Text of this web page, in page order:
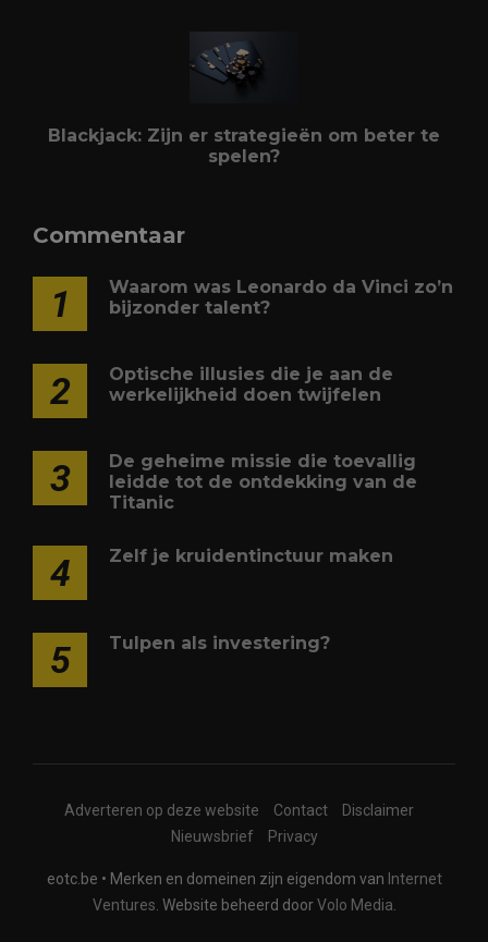
Blackjack: Zijn er strategieën om beter te
spelen?
Commentaar
1
Waarom was Leonardo da Vinci zo’n
bijzonder talent?
2
Optische illusies die je aan de
werkelijkheid doen twijfelen
3
De geheime missie die toevallig
leidde tot de ontdekking van de
Titanic
4 Zelf je kruidentinctuur maken
5 Tulpen als investering?
Adverteren op deze website Contact
Disclaimer
Nieuwsbrief
Privacy
eotc.be • Merken en domeinen zijn eigendom van Internet
Ventures. Website beheerd doorVolo Media.